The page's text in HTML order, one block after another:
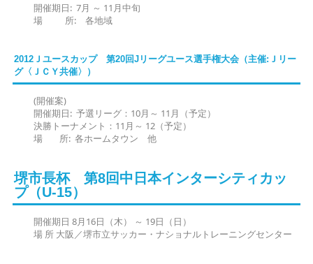
開催期日: 7月 ～ 11月中旬
場 所: 各地域
2012Ｊユースカップ 第20回Jリーグユース選手権大会（主催:Ｊリー
グ〈ＪＣＹ共催〉）
(開催案)
開催期日: 予選リーグ：10月～ 11月（予定）
決勝トーナメント：11月～ 12（予定）
場 所: 各ホームタウン 他
堺市長杯 第8回中日本インターシティカッ
プ（U-15）
開催期日 8月16日（木） ～ 19日（日）
場 所 大阪／堺市立サッカー・ナショナルトレーニングセンター